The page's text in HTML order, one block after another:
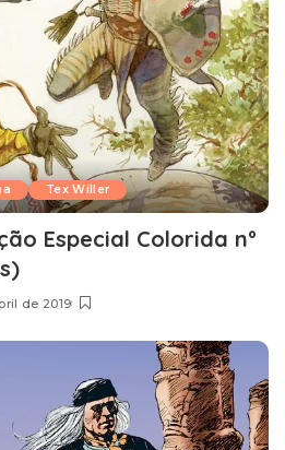
Tex Willer
Especial Colorida nº
de 2019